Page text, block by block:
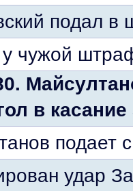
подал в
чужой
в
подает
удар